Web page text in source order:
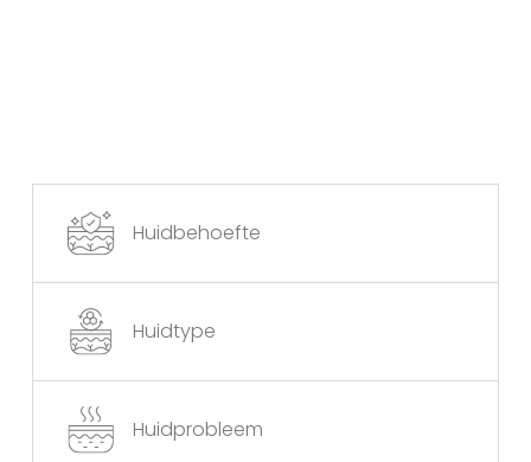
Huidbehoefte
Huidtype
Huidprobleem